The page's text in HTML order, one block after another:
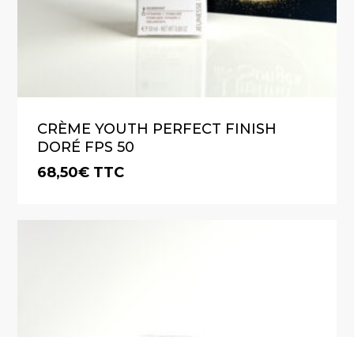
CRÈME YOUTH PERFECT FINISH
DORÉ FPS 50
68,50€ TTC